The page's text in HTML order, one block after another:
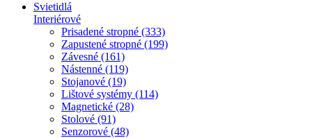
Svietidlá
Interiérové
Prisadené stropné (333)
Zapustené stropné (199)
Závesné (161)
Nástenné (119)
Stojanové (19)
Lištové systémy (114)
Magnetické (28)
Stolové (91)
Senzorové (48)